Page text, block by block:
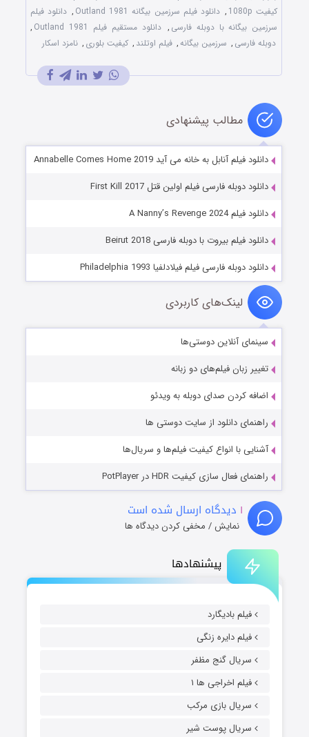
پیشنهادها
فیلم بادیگارد
فیلم دایره زنگی
سریال گنج مظفر
فیلم اخراجی ها ۱
سریال بازی مرکب
سریال پوست شیر
کیفیت 1080p
, دانلود فیلم سرزمین بیگانه Outland 1981 , دانلود فیلم
سرزمین بیگانه با دوبله فارسی , دانلود مستقیم فیلم Outland 1981
,
دوبله فارسی , سرزمین بیگانه, فیلم اوتلند , کیفیت بلوری , نامزد اسکار
مطالب پیشنهادی
دانلود فیلم آنابل به خانه می آید Annabelle Comes Home 2019
دانلود دوبله فارسی فیلم اولین قتل First Kill 2017
دانلود فیلم A Nanny’s Revenge 2024
دانلود فیلم بیروت با دوبله فارسی Beirut 2018
دانلود دوبله فارسی فیلم فیلادلفیا Philadelphia 1993
لینک‌های کاربردی
سینمای آنلاین دوستی‌ها
تغییر زبان فیلم‌های دو زبانه
اضافه کردن صدای دوبله به ویدئو
راهنمای دانلود از سایت دوستی ها
آشنایی با انواع کیفیت فیلم‌ها و سریال‌ها
راهنمای فعال سازی کیفیت HDR در PotPlayer
۱ دیدگاه ارسال شده است
نمایش / مخفی کردن دیدگاه ها